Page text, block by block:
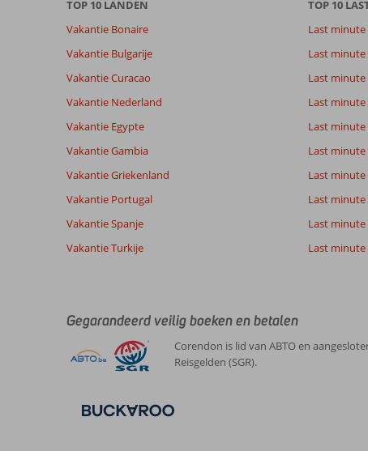
beoordelingen.
Totale score
Gebaseerd op:
beoordelingen
8,0
Zeer goed
Kamers
Ervaringen
van onze
klanten
Taal
8,0
Nederland
Gezin met oud(ere) kind(eren)
,
28 april 2025
stad,
goede
restaurants,
strand
een
stukje
Prijs/kwaliteit 7
Eten
Kamers
5
Kindvriendelijk
TOP 10 LANDEN
Vakantie Bonaire
Vakantie Bulgarije
Vakantie Curacao
Vakantie Nederland
Vakantie Egypte
Vakantie Gambia
Vakantie Griekenland
Vakantie Portugal
Vakantie Spanje
Vakantie Turkije
TOP 10
Last minute
Last minute
Last minute
Last minute
Last minute
Last
Last minute
Last minute
Last minute
Last minute
Gegarandeerd veilig boeken en betalen
Corendon is lid van ABTO en
Reisgelden (SGR).